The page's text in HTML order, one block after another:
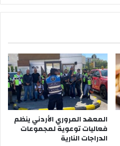
المعهد المروري الأردني ينظم
فعاليات توعوية لمجموعات
الدراجات النارية